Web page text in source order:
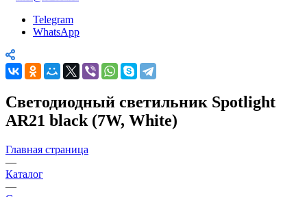
Telegram
WhatsApp
Светодиодный светильник Spotlight
AR21 black (7W, White)
Главная страница
—
Каталог
—